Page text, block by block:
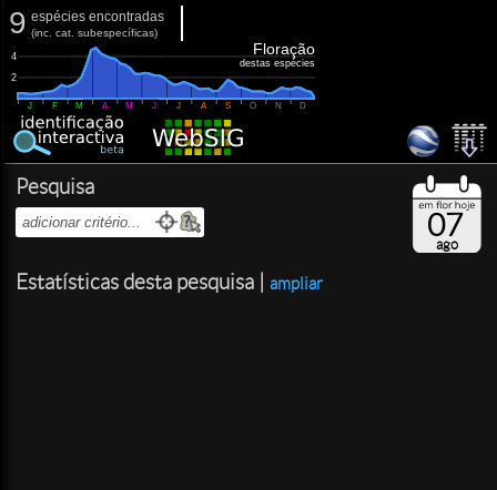
9 espécies encontradas
(inc. cat. subespecíficas)
2
4
J F M A M J J A S O N D
Floração
destas espécies
Pesquisa
Estatísticas desta pesquisa | ampliar
07
ago